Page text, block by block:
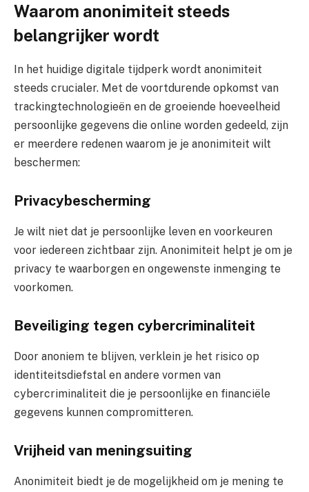
Waarom anonimiteit steeds
belangrijker wordt
In het huidige digitale tijdperk wordt anonimiteit
steeds crucialer. Met de voortdurende opkomst van
trackingtechnologieën en de groeiende hoeveelheid
persoonlijke gegevens die online worden gedeeld, zijn
er meerdere redenen waarom je je anonimiteit wilt
beschermen:
Privacybescherming
Je wilt niet dat je persoonlijke leven en voorkeuren
voor iedereen zichtbaar zijn. Anonimiteit helpt je om je
privacy te waarborgen en ongewenste inmenging te
voorkomen.
Beveiliging tegen cybercriminaliteit
Door anoniem te blijven, verklein je het risico op
identiteitsdiefstal en andere vormen van
cybercriminaliteit die je persoonlijke en financiële
gegevens kunnen compromitteren.
Vrijheid van meningsuiting
Anonimiteit biedt je de mogelijkheid om je mening te